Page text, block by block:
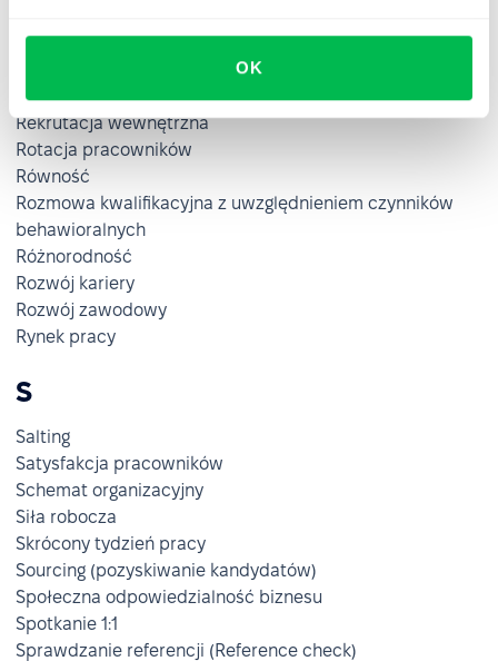
OK
Recruitment management system
Rekrutacja
Rekrutacja wewnętrzna
Rotacja pracowników
Równość
Rozmowa kwalifikacyjna z uwzględnieniem czynników
behawioralnych
Różnorodność
Rozwój kariery
Rozwój zawodowy
Rynek pracy
S
Salting
Satysfakcja pracowników
Schemat organizacyjny
Siła robocza
Skrócony tydzień pracy
Sourcing (pozyskiwanie kandydatów)
Społeczna odpowiedzialność biznesu
Spotkanie 1:1
Sprawdzanie referencji (Reference check)